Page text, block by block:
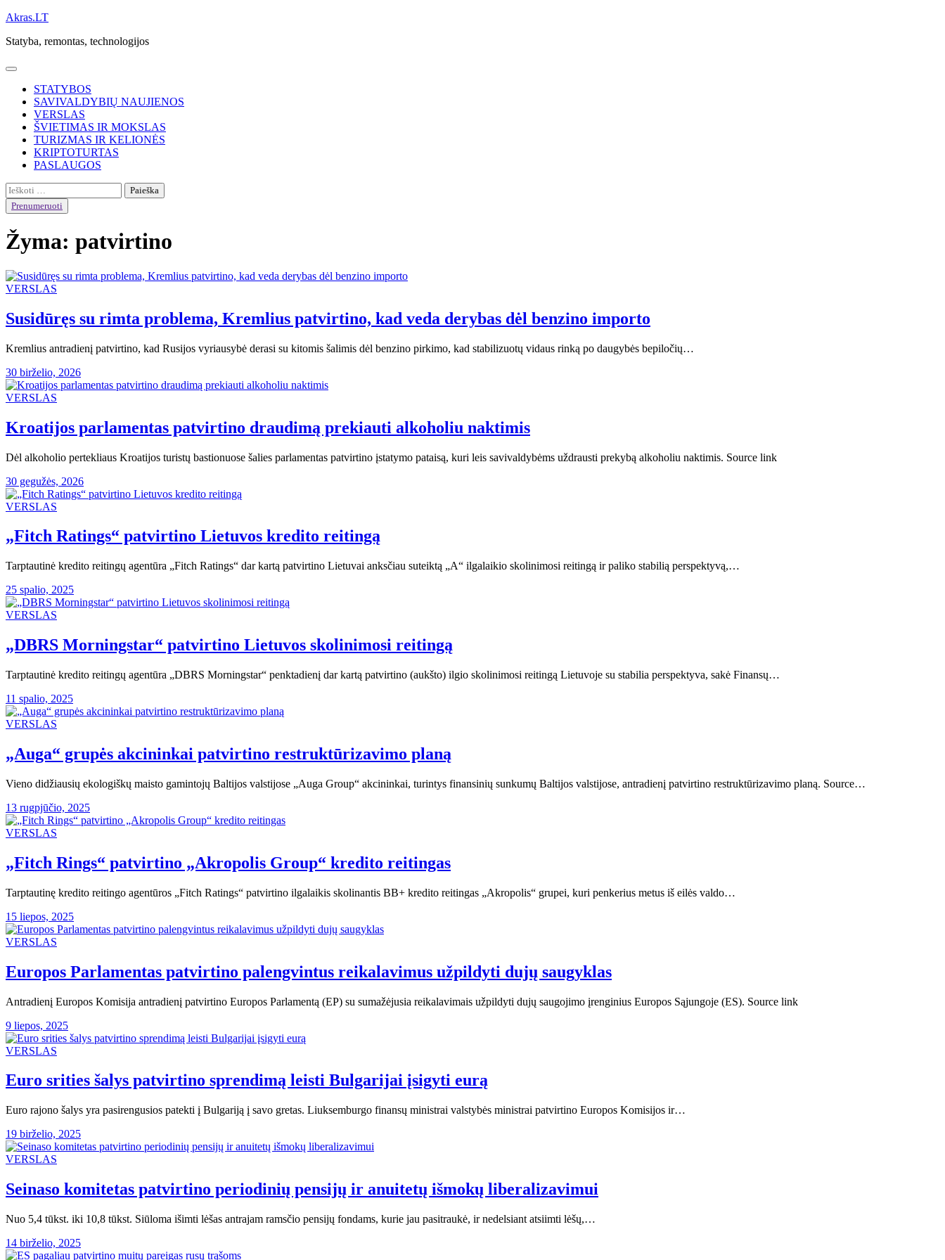
Skip
content
Akras.LT
Statyba, remontas, technologijos
STATYBOS
SAVIVALDYBIŲ NAUJIENOS
VERSLAS
ŠVIETIMAS IR MOKSLAS
TURIZMAS IR KELIONĖS
KRIPTOTURTAS
PASLAUGOS
Ieškoti:
Prenumeruoti
Žyma: patvirtino
VERSLAS
Susidūręs su rimta problema, Kremlius patvirtino, kad veda derybas dėl benzino importo
Kremlius antradienį patvirtino, kad Rusijos vyriausybė derasi su kitomis šalimis dėl benzino pirkimo, kad stabilizuotų vidaus rinką po daugybės bepiločių…
30 birželio, 2026
VERSLAS
Kroatijos parlamentas patvirtino draudimą prekiauti alkoholiu naktimis
Dėl alkoholio pertekliaus Kroatijos turistų bastionuose šalies parlamentas patvirtino įstatymo pataisą, kuri leis savivaldybėms uždrausti prekybą alkoholiu naktimis. Source link
30 gegužės, 2026
VERSLAS
„Fitch Ratings“ patvirtino Lietuvos kredito reitingą
Tarptautinė kredito reitingų agentūra „Fitch Ratings“ dar kartą patvirtino Lietuvai anksčiau suteiktą „A“ ilgalaikio skolinimosi reitingą ir paliko stabilią perspektyvą,…
25 spalio, 2025
VERSLAS
„DBRS Morningstar“ patvirtino Lietuvos skolinimosi reitingą
Tarptautinė kredito reitingų agentūra „DBRS Morningstar“ penktadienį dar kartą patvirtino (aukšto) ilgio skolinimosi reitingą Lietuvoje su stabilia perspektyva, sakė Finansų…
11 spalio, 2025
VERSLAS
„Auga“ grupės akcininkai patvirtino restruktūrizavimo planą
Vieno didžiausių ekologiškų maisto gamintojų Baltijos valstijose „Auga Group“ akcininkai, turintys finansinių sunkumų Baltijos valstijose, antradienį patvirtino restruktūrizavimo planą. Source…
13 rugpjūčio, 2025
VERSLAS
„Fitch Rings“ patvirtino „Akropolis Group“ kredito reitingas
Tarptautinę kredito reitingo agentūros „Fitch Ratings“ patvirtino ilgalaikis skolinantis BB+ kredito reitingas „Akropolis“ grupei, kuri penkerius metus iš eilės valdo…
15 liepos, 2025
VERSLAS
Europos Parlamentas patvirtino palengvintus reikalavimus užpildyti dujų saugyklas
Antradienį Europos Komisija antradienį patvirtino Europos Parlamentą (EP) su sumažėjusia reikalavimais užpildyti dujų saugojimo įrenginius Europos Sąjungoje (ES). Source link
9 liepos, 2025
VERSLAS
Euro srities šalys patvirtino sprendimą leisti Bulgarijai įsigyti eurą
Euro rajono šalys yra pasirengusios patekti į Bulgariją į savo gretas. Liuksemburgo finansų ministrai valstybės ministrai patvirtino Europos Komisijos ir…
19 birželio, 2025
VERSLAS
Seinaso komitetas patvirtino periodinių pensijų ir anuitetų išmokų liberalizavimui
Nuo 5,4 tūkst. iki 10,8 tūkst. Siūloma išimti lėšas antrajam ramsčio pensijų fondams, kurie jau pasitraukė, ir nedelsiant atsiimti lėšų,…
14 birželio, 2025